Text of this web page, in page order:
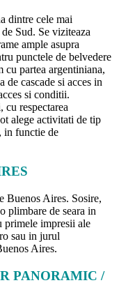
dintre cele mai
Sud. Se viziteaza
ample asupra
punctele de belvedere
cu partea argentiniana,
de cascade si acces in
si conditii.
cu respectarea
alege activitati de tip
in functie de
Buenos Aires. Sosire,
plimbare de seara in
primele impresii ale
sau in jurul
Aires.
PANORAMIC /